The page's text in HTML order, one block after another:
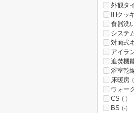
外観タ
IHクッ
食器洗
システ
対面式
アイラ
追焚機
浴室乾
床暖房
ウォー
CS (-)
BS (-)